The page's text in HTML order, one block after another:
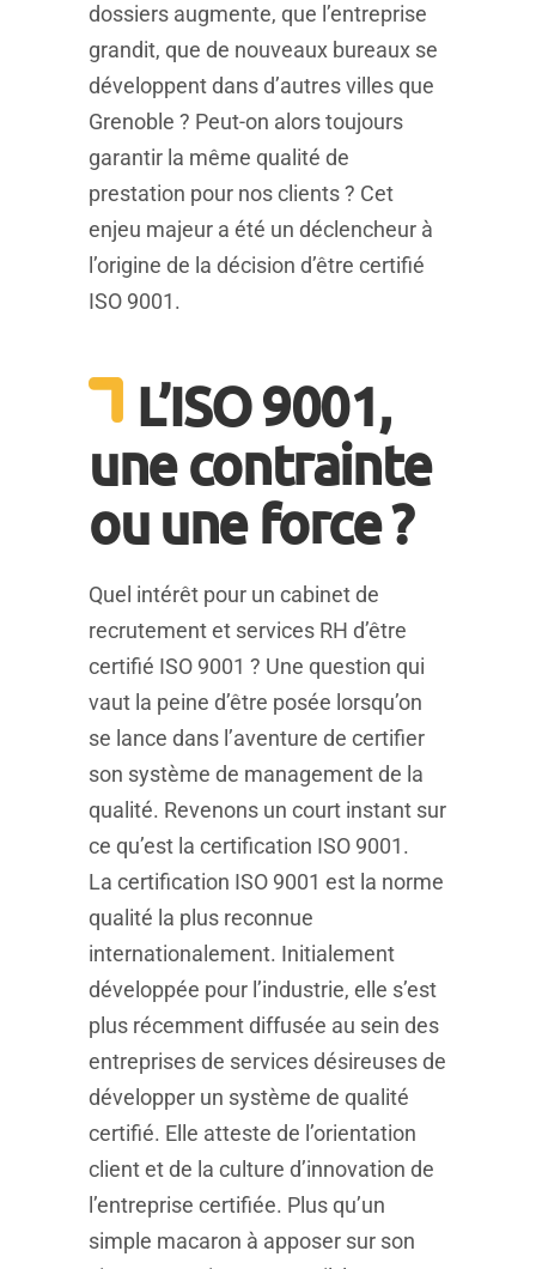
dossiers augmente, que l’entreprise
grandit, que de nouveaux bureaux se
développent dans d’autres villes que
Grenoble ? Peut-on alors toujours
garantir la même qualité de
prestation pour nos clients ? Cet
enjeu majeur a été un déclencheur à
l’origine de la décision d’être certifié
ISO 9001.
L’ISO 9001,
une contrainte
ou une force ?
Quel intérêt pour un cabinet de
recrutement et services RH d’être
certifié ISO 9001 ? Une question qui
vaut la peine d’être posée lorsqu’on
se lance dans l’aventure de certifier
son système de management de la
qualité. Revenons un court instant sur
ce qu’est la certification ISO 9001.
La certification ISO 9001 est la norme
qualité la plus reconnue
internationalement. Initialement
développée pour l’industrie, elle s’est
plus récemment diffusée au sein des
entreprises de services désireuses de
développer un système de qualité
certifié. Elle atteste de l’orientation
client et de la culture d’innovation de
l’entreprise certifiée. Plus qu’un
simple macaron à apposer sur son